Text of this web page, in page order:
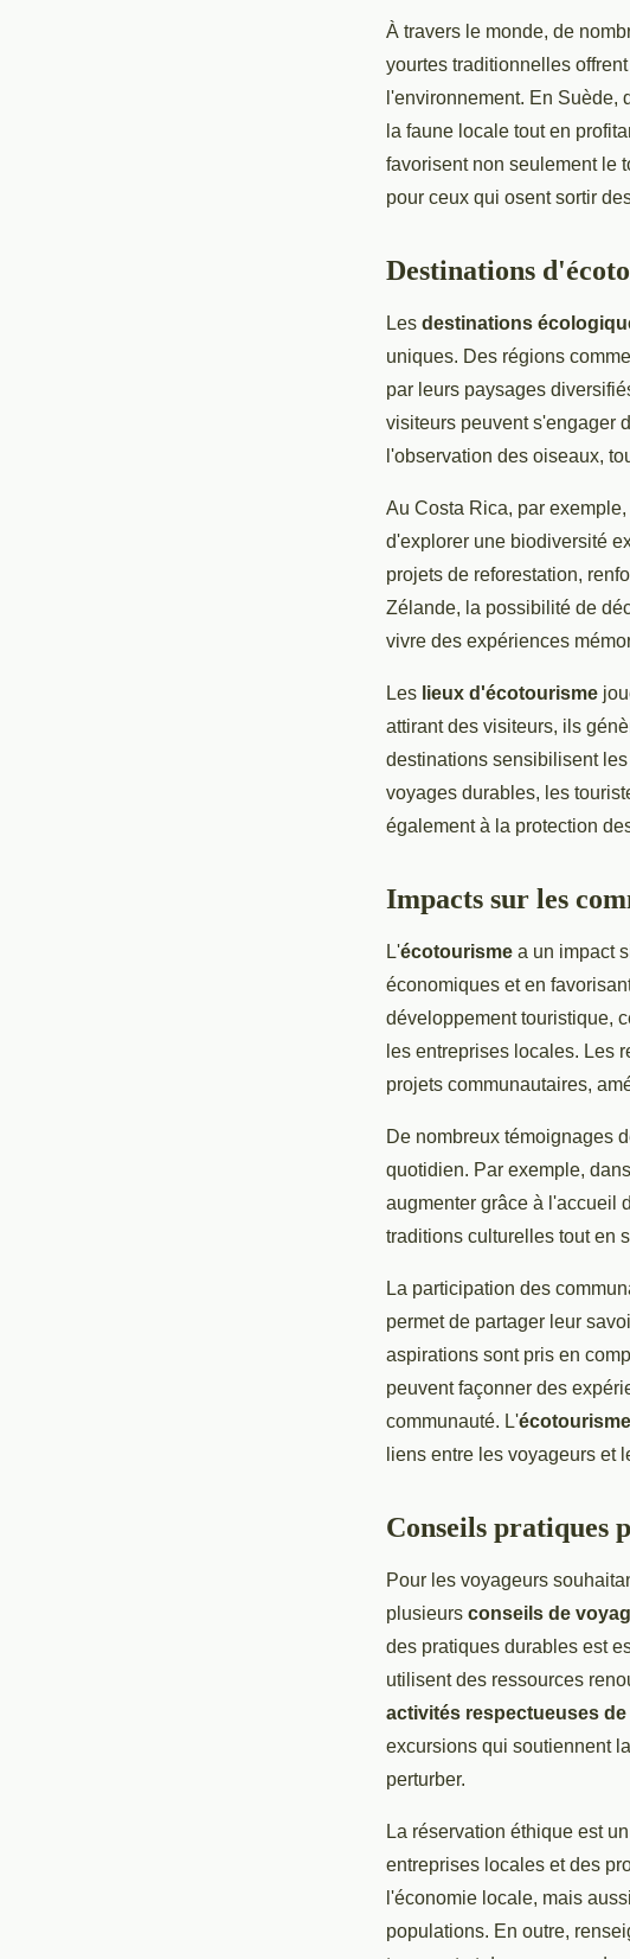
À travers le monde, de
yourtes traditionnelles
l'environnement. En Suède,
la faune locale tout en
favorisent non seulement le
pour ceux qui osent sortir
Destinations
Les destinations
uniques. Des régions
par leurs paysages
visiteurs peuvent s'engager
l'observation des oiseaux,
Au Costa Rica, par
d'explorer une biodiversité
projets de reforestation,
Zélande, la possibilité de
vivre des expériences
Les lieux d'écotourisme
attirant des visiteurs, ils
destinations sensibilisent
voyages durables, les
également à la protection
Impacts sur les
L'écotourisme a un impact
économiques et en
développement touristique,
les entreprises locales. Les
projets communautaires,
De nombreux témoignages
quotidien. Par exemple,
augmenter grâce à l'accueil
traditions culturelles tout en
La participation des
permet de partager leur
aspirations sont pris en
peuvent façonner des
communauté. L'écotourisme
liens entre les voyageurs et
Conseils pratiques
Pour les voyageurs
plusieurs conseils de
des pratiques durables est
utilisent des ressources
activités respectueuses
excursions qui soutiennent
perturber.
La réservation éthique est
entreprises locales et des
l'économie locale, mais
populations. En outre,